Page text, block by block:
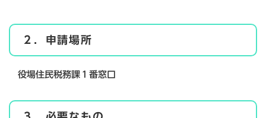
２．申請場所
役場住民税務課１番窓口